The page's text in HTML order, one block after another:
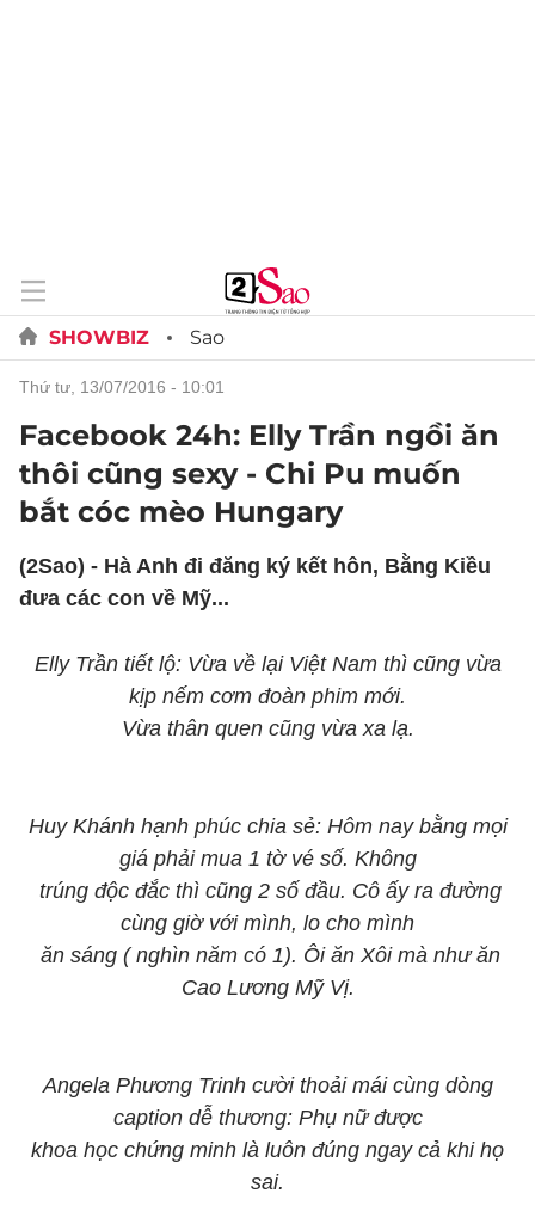
SHOWBIZ Sao
thứ tư, 13/07/2016 - 10:01
Facebook 24h: Elly Trần ngồi ăn
thôi cũng sexy - Chi Pu muốn
bắt cóc mèo Hungary
(2Sao) - Hà Anh đi đăng ký kết hôn, Bằng Kiều
đưa các con về Mỹ...
Elly Trần tiết lộ: Vừa về lại Việt Nam thì cũng vừa
kịp nếm cơm đoàn phim mới.
Vừa thân quen cũng vừa xa lạ.
Huy Khánh hạnh phúc chia sẻ: Hôm nay bằng mọi
giá phải mua 1 tờ vé số. Không
trúng độc đắc thì cũng 2 số đầu. Cô ấy ra đường
cùng giờ với mình, lo cho mình
ăn sáng ( nghìn năm có 1). Ôi ăn Xôi mà như ăn
Cao Lương Mỹ Vị.
Angela Phương Trinh cười thoải mái cùng dòng
caption dễ thương: Phụ nữ được
khoa học chứng minh là luôn đúng ngay cả khi họ
sai.